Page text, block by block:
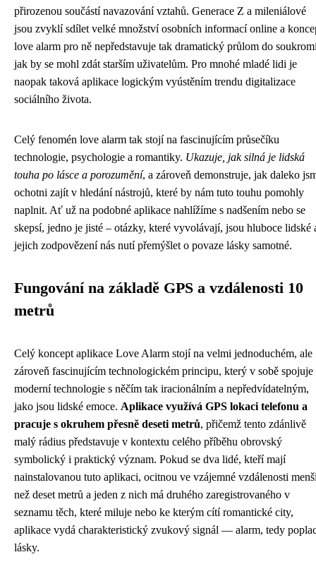
přirozenou součástí navazování vztahů. Generace Z a mileniálové
jsou zvyklí sdílet velké množství osobních informací online a
love alarm pro ně nepředstavuje tak dramatický průlom do
jak by se mohl zdát starším uživatelům. Pro mnohé mladé lidi je
naopak taková aplikace logickým vyústěním trendu digitalizace
sociálního života.
Celý fenomén love alarm tak stojí na fascinujícím průsečíku
technologie, psychologie a romantiky. Ukazuje, jak silná je lidská
touha po lásce a porozumění, a zároveň demonstruje, jak daleko
ochotni zajít v hledání nástrojů, které by nám tuto touhu pomohly
naplnit. Ať už na podobné aplikace nahlížíme s nadšením nebo se
skepsí, jedno je jisté – otázky, které vyvolávají, jsou hluboce lidské
jejich zodpovězení nás nutí přemýšlet o povaze lásky samotné.
Fungování na základě GPS a vzdálenosti 10
metrů
Celý koncept aplikace Love Alarm stojí na velmi jednoduchém, ale
zároveň fascinujícím technologickém principu, který v sobě spojuje
moderní technologie s něčím tak iracionálním a nepředvídatelným,
jako jsou lidské emoce. Aplikace využívá GPS lokaci telefonu a
pracuje s okruhem přesně deseti metrů, přičemž tento zdánlivě
malý rádius představuje v kontextu celého příběhu obrovský
symbolický i praktický význam. Pokud se dva lidé, kteří mají
nainstalovanou tuto aplikaci, ocitnou ve vzájemné vzdálenosti
než deset metrů a jeden z nich má druhého zaregistrovaného v
seznamu těch, které miluje nebo ke kterým cítí romantické city,
aplikace vydá charakteristický zvukový signál — alarm, tedy
lásky.